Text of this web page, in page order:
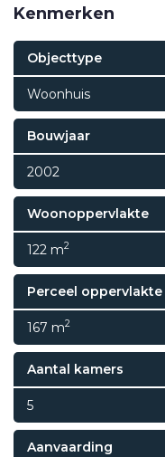
Kenmerken
Objecttype
Woonhuis
Bouwjaar
2002
Woonoppervlakte
122 m2
Perceel oppervlakte
167 m2
Aantal kamers
5
Aanvaarding